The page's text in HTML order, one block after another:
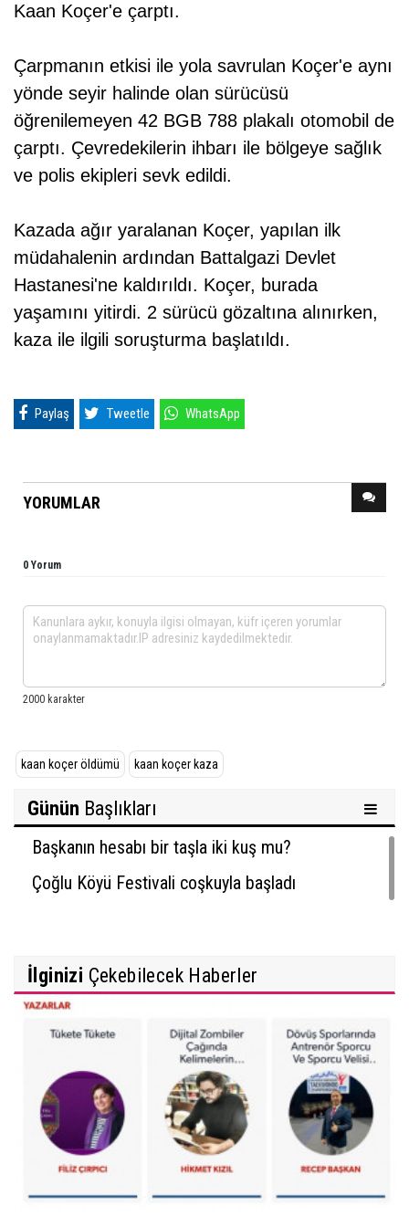
Kaan Koçer'e çarptı.
Çarpmanın etkisi ile yola savrulan Koçer'e aynı
yönde seyir halinde olan sürücüsü
öğrenilemeyen 42 BGB 788 plakalı otomobil de
çarptı. Çevredekilerin ihbarı ile bölgeye sağlık
ve polis ekipleri sevk edildi.
Kazada ağır yaralanan Koçer, yapılan ilk
müdahalenin ardından Battalgazi Devlet
Hastanesi'ne kaldırıldı. Koçer, burada
yaşamını yitirdi. 2 sürücü gözaltına alınırken,
kaza ile ilgili soruşturma başlatıldı.
Paylaş Tweetle WhatsApp
YORUMLAR
0 Yorum
kaan koçer öldümü kaan koçer kaza
Günün Başlıkları
Başkanın hesabı bir taşla iki kuş mu?
Çoğlu Köyü Festivali coşkuyla başladı
İlginizi Çekebilecek Haberler